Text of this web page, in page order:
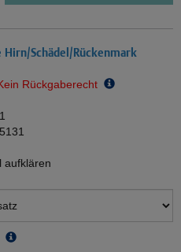
Schädel/Rückenmark
Rückgaberecht
aufklären